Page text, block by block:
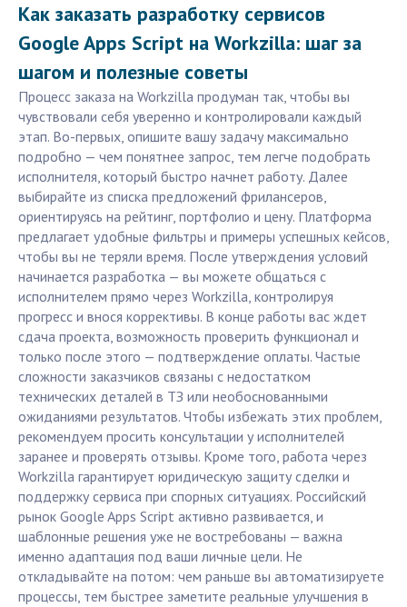
Как заказать разработку сервисов
Google Apps Script на Workzilla: шаг за
шагом и полезные советы
Процесс заказа на Workzilla продуман так, чтобы вы
чувствовали себя уверенно и контролировали каждый
этап. Во-первых, опишите вашу задачу максимально
подробно — чем понятнее запрос, тем легче подобрать
исполнителя, который быстро начнет работу. Далее
выбирайте из списка предложений фрилансеров,
ориентируясь на рейтинг, портфолио и цену. Платформа
предлагает удобные фильтры и примеры успешных кейсов,
чтобы вы не теряли время. После утверждения условий
начинается разработка — вы можете общаться с
исполнителем прямо через Workzilla, контролируя
прогресс и внося коррективы. В конце работы вас ждет
сдача проекта, возможность проверить функционал и
только после этого — подтверждение оплаты. Частые
сложности заказчиков связаны с недостатком
технических деталей в ТЗ или необоснованными
ожиданиями результатов. Чтобы избежать этих проблем,
рекомендуем просить консультации у исполнителей
заранее и проверять отзывы. Кроме того, работа через
Workzilla гарантирует юридическую защиту сделки и
поддержку сервиса при спорных ситуациях. Российский
рынок Google Apps Script активно развивается, и
шаблонные решения уже не востребованы — важна
именно адаптация под ваши личные цели. Не
откладывайте на потом: чем раньше вы автоматизируете
процессы, тем быстрее заметите реальные улучшения в